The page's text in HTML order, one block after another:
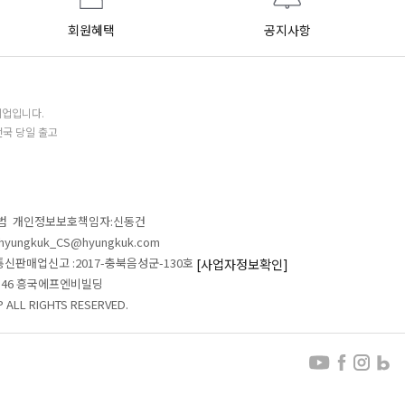
회원혜택 공지사항
입니다.
당일 출고
개인정보보호책임자:신동건
판매업신고 :2017-충북음성군-130호 [사업자정보확인]
흥국에프엔비빌딩
RIGHTS RESERVED.